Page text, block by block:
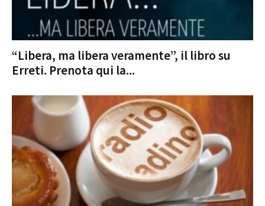
“Libera, ma libera veramente”, il libro su
Erreti. Prenota qui la...